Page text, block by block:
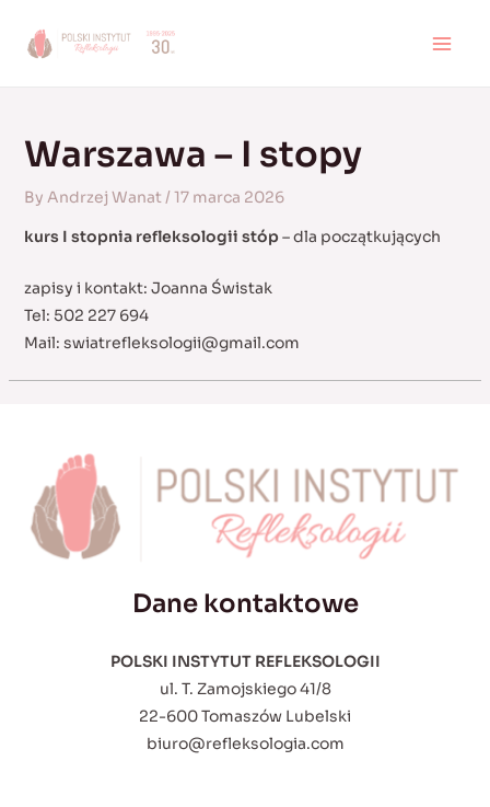
Warszawa – I stopy
By Andrzej Wanat/17 marca 2026
kurs I stopnia refleksologii stóp– dla początkujących
zapisy i kontakt: Joanna Świstak
Tel: 502 227 694
Mail: swiatrefleksologii@gmail.com
Dane kontaktowe
POLSKI INSTYTUT REFLEKSOLOGII
ul. T. Zamojskiego 41/8
22-600 Tomaszów Lubelski
biuro@refleksologia.com